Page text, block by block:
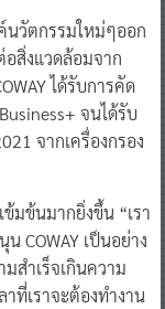
นวัตกรรมใหม่ๆออก
สิ่งแวดล้อมจาก
ได้รับการคัด
จนได้รับ
จากเครื่องกรอง
มข้นมากยิ่งขึ้น “เรา
COWAY เป็นอย่าง
สำเร็จเกินความ
ที่เราจะต้องทำงาน